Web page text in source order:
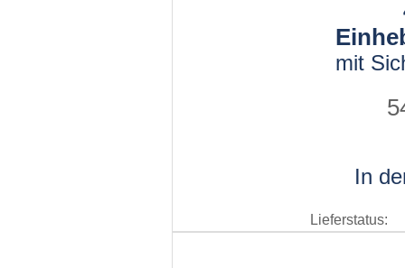
mit
In
Lieferstatus: